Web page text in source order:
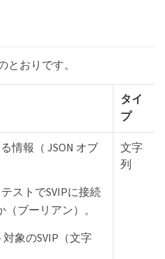
とおりです。
タイ
プ
情報（ JSON オブ
テストでSVIPに接続
ブーリアン）。
対象のSVIP（文字
文字
列